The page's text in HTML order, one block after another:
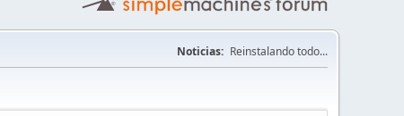
Noticias: Reinstalando todo...